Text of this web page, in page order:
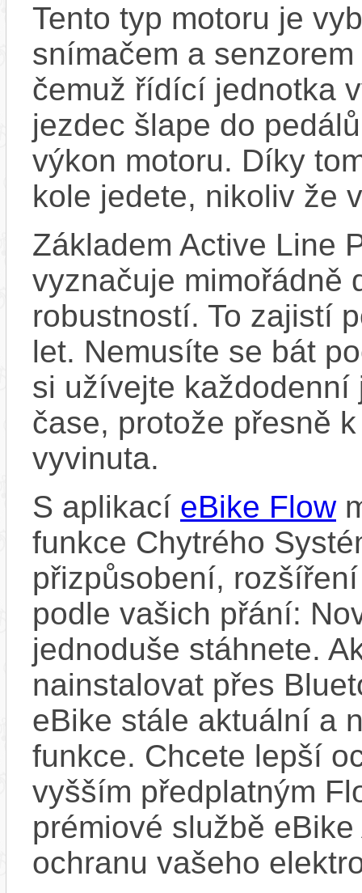
Tento typ motoru je
snímačem a
čemuž řídící jednotka
jezdec šlape do
výkon motoru. Díky
kole jedete, nikoliv že
Základem Active Line
vyznačuje mimořádně
robustností. To zajistí
let. Nemusíte se bát
si užívejte
čase, protože přesně
vyvinuta.
S aplikací eBike Flow
funkce Chytrého
přizpůsobení,
podle vašich přání:
jednoduše stáhnete.
nainstalovat přes
eBike stále aktuální a
funkce. Chcete lepší
vyšším předplatným
prémiové službě
ochranu vašeho